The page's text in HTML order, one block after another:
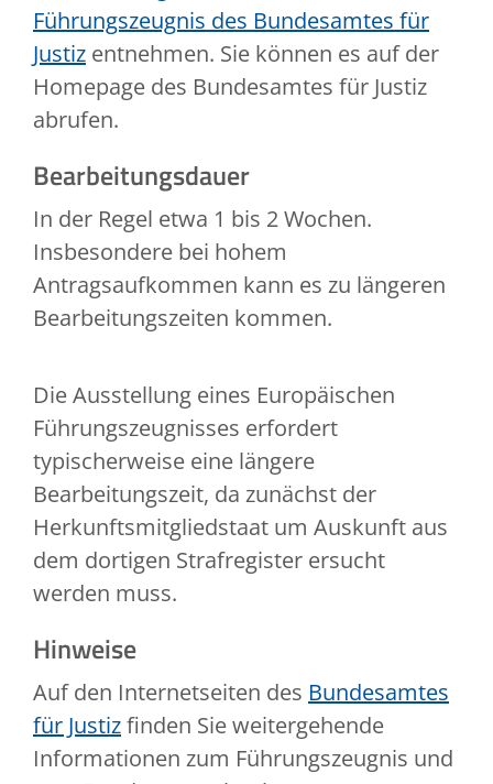
Führungszeugnis des Bundesamtes für
Justiz entnehmen. Sie können es auf der
Homepage des Bundesamtes für Justiz
abrufen.
Bearbeitungsdauer
In der Regel etwa 1 bis 2 Wochen.
Insbesondere bei hohem
Antragsaufkommen kann es zu längeren
Bearbeitungszeiten kommen.
Die Ausstellung eines Europäischen
Führungszeugnisses erfordert
typischerweise eine längere
Bearbeitungszeit, da zunächst der
Herkunftsmitgliedstaat um Auskunft aus
dem dortigen Strafregister ersucht
werden muss.
Hinweise
Auf den Internetseiten des Bundesamtes
für Justizfinden Sie weitergehende
Informationen zum Führungszeugnis und